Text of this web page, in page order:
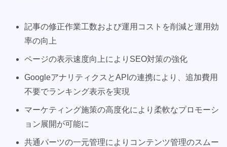
記事の修正作業工数および運用コストを削減と運用効
率の向上
ページの表示速度向上によりSEO対策の強化
GoogleアナリティクスとAPIの連携により、追加費用
不要でランキング表示を実現
マーケティング施策の高度化により柔軟なプロモーシ
ョン展開が可能に
共通パーツの一元管理によりコンテンツ管理のスムー